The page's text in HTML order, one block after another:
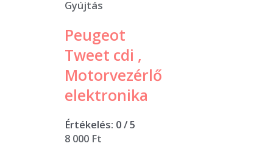
Gyújtás
Peugeot
Tweet cdi ,
Motorvezérlő
elektronika
Értékelés: 0/ 5
8 000 Ft